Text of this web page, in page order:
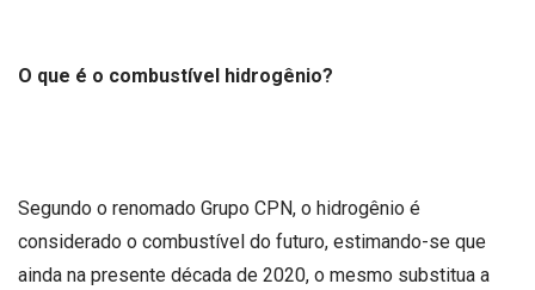
O que é o combustível hidrogênio?
Segundo o renomado Grupo CPN, o hidrogênio é
considerado o combustível do futuro, estimando-se que
ainda na presente década de 2020, o mesmo substitua a